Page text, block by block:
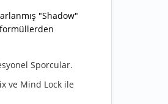
"Shadow"
Sporcular.
ve Mind Lock ile